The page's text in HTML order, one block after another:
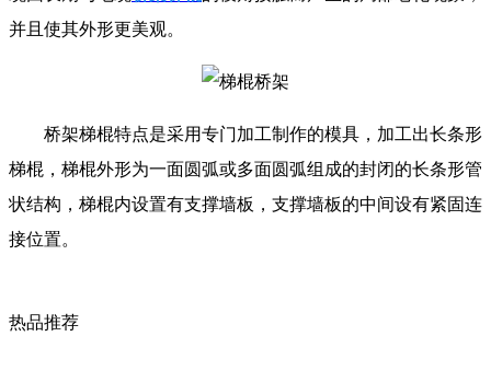
并且使其外形更美观。
桥架梯棍特点是采用专门加工制作的模具，加工出长条形
梯棍，梯棍外形为一面圆弧或多面圆弧组成的封闭的长条形管
状结构，梯棍内设置有支撑墙板，支撑墙板的中间设有紧固连
接位置。
热品推荐